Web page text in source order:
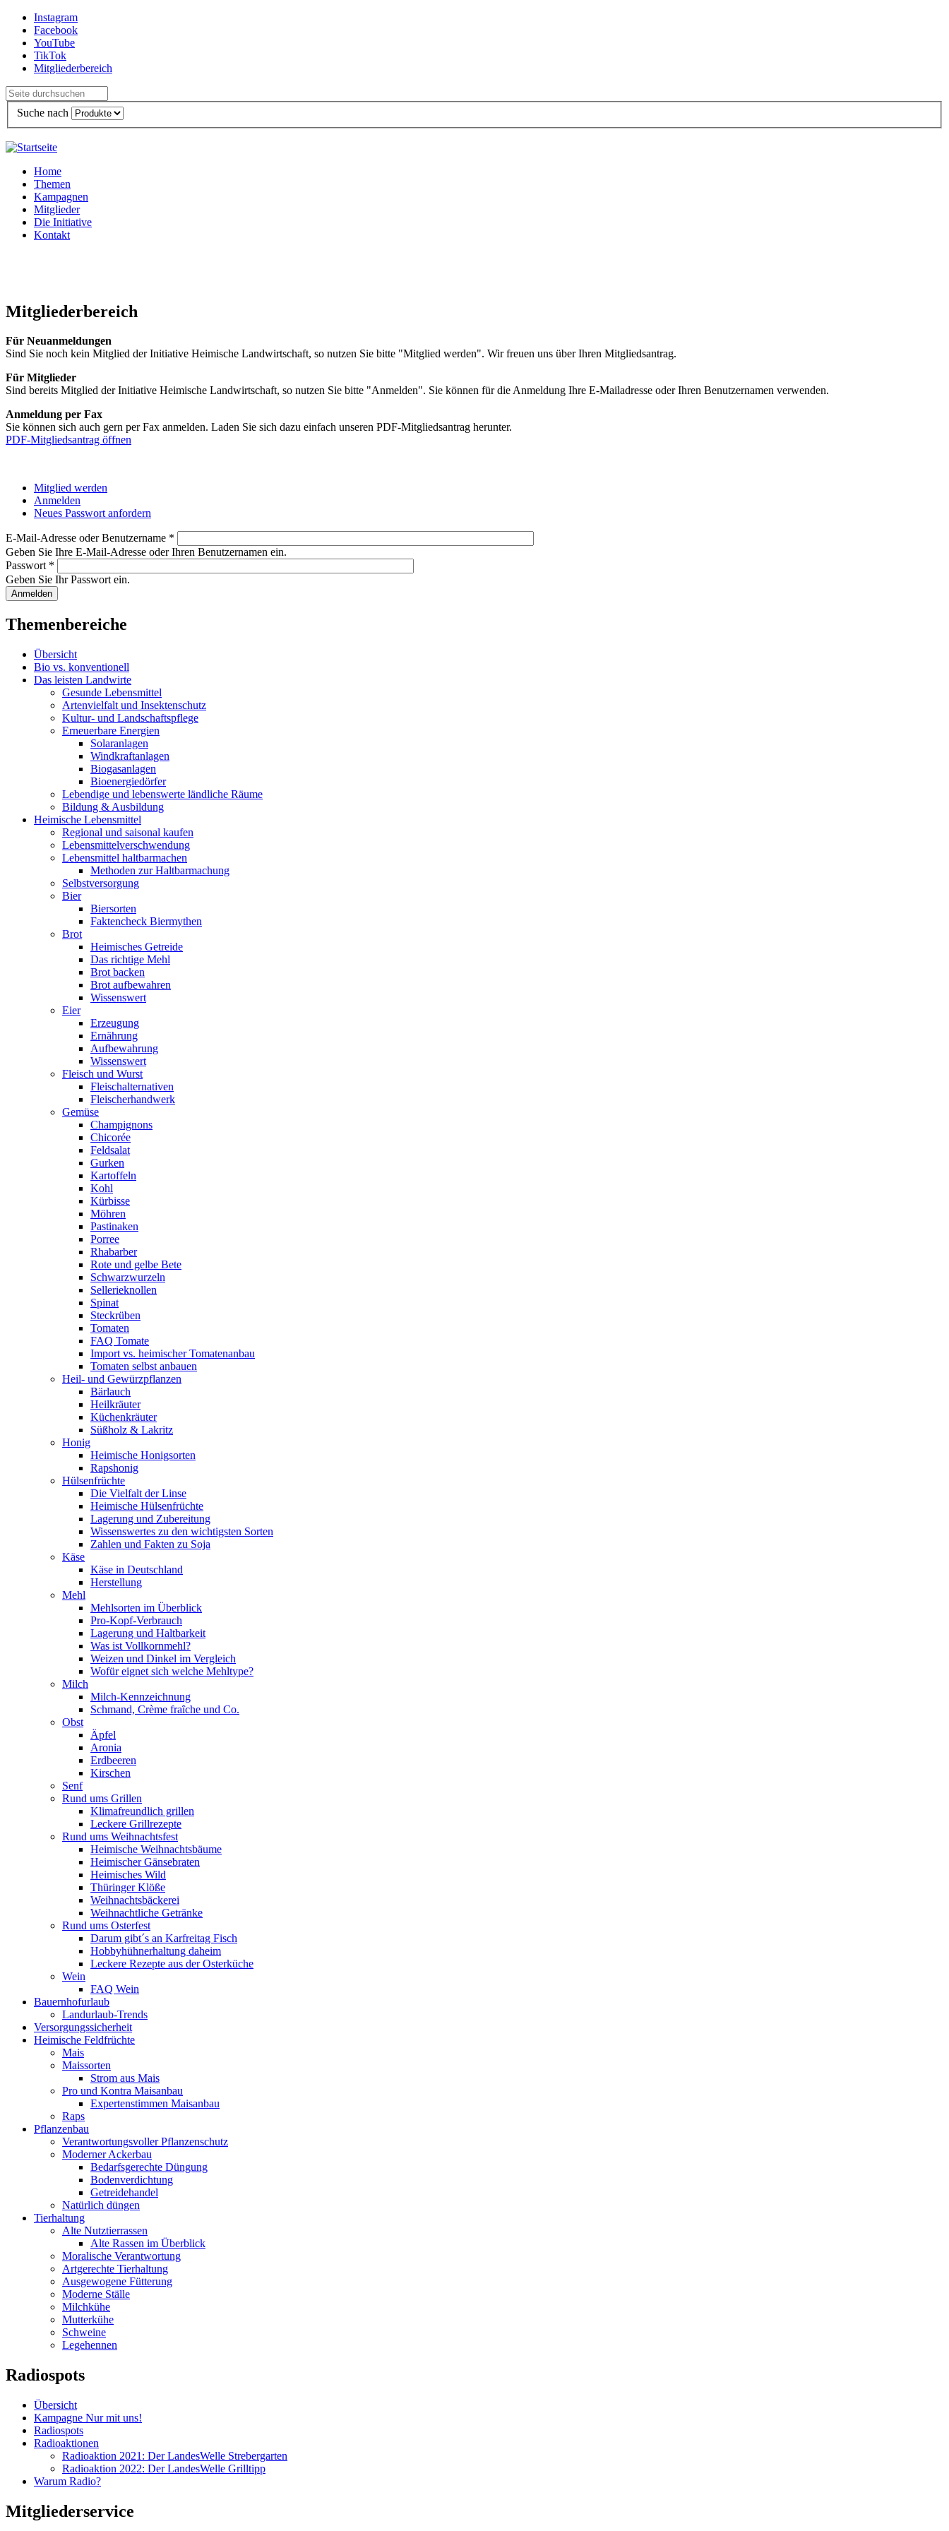
Direkt zum Inhalt
Instagram
Facebook
YouTube
TikTok
Mitgliederbereich
Suche nach
Home
Themen
Kampagnen
Mitglieder
Die Initiative
Kontakt
Mitgliederbereich
Für Neuanmeldungen
Sind Sie noch kein Mitglied der Initiative Heimische Landwirtschaft, so nutzen Sie bitte "Mitglied werden". Wir freuen uns über Ihren Mitgliedsantrag.
Für Mitglieder
Sind bereits Mitglied der Initiative Heimische Landwirtschaft, so nutzen Sie bitte "Anmelden". Sie können für die Anmeldung Ihre E-Mailadresse oder Ihren Benutzernamen verwenden.
Anmeldung per Fax
Sie können sich auch gern per Fax anmelden. Laden Sie sich dazu einfach unseren PDF-Mitgliedsantrag herunter.
PDF-Mitgliedsantrag öffnen
Haupt-Reiter
Mitglied werden
Anmelden
Neues Passwort anfordern
E-Mail-Adresse oder Benutzername *
Geben Sie Ihre E-Mail-Adresse oder Ihren Benutzernamen ein.
Passwort *
Geben Sie Ihr Passwort ein.
Themenbereiche
Übersicht
Bio vs. konventionell
Das leisten Landwirte
Gesunde Lebensmittel
Artenvielfalt und Insektenschutz
Kultur- und Landschaftspflege
Erneuerbare Energien
Solaranlagen
Windkraftanlagen
Biogasanlagen
Bioenergiedörfer
Lebendige und lebenswerte ländliche Räume
Bildung & Ausbildung
Heimische Lebensmittel
Regional und saisonal kaufen
Lebensmittelverschwendung
Lebensmittel haltbarmachen
Methoden zur Haltbarmachung
Selbstversorgung
Bier
Biersorten
Faktencheck Biermythen
Brot
Heimisches Getreide
Das richtige Mehl
Brot backen
Brot aufbewahren
Wissenswert
Eier
Erzeugung
Ernährung
Aufbewahrung
Wissenswert
Fleisch und Wurst
Fleischalternativen
Fleischerhandwerk
Gemüse
Champignons
Chicorée
Feldsalat
Gurken
Kartoffeln
Kohl
Kürbisse
Möhren
Pastinaken
Porree
Rhabarber
Rote und gelbe Bete
Schwarzwurzeln
Sellerieknollen
Spinat
Steckrüben
Tomaten
FAQ Tomate
Import vs. heimischer Tomatenanbau
Tomaten selbst anbauen
Heil- und Gewürzpflanzen
Bärlauch
Heilkräuter
Küchenkräuter
Süßholz & Lakritz
Honig
Heimische Honigsorten
Rapshonig
Hülsenfrüchte
Die Vielfalt der Linse
Heimische Hülsenfrüchte
Lagerung und Zubereitung
Wissenswertes zu den wichtigsten Sorten
Zahlen und Fakten zu Soja
Käse
Käse in Deutschland
Herstellung
Mehl
Mehlsorten im Überblick
Pro-Kopf-Verbrauch
Lagerung und Haltbarkeit
Was ist Vollkornmehl?
Weizen und Dinkel im Vergleich
Wofür eignet sich welche Mehltype?
Milch
Milch-Kennzeichnung
Schmand, Crème fraȋche und Co.
Obst
Äpfel
Aronia
Erdbeeren
Kirschen
Senf
Rund ums Grillen
Klimafreundlich grillen
Leckere Grillrezepte
Rund ums Weihnachtsfest
Heimische Weihnachtsbäume
Heimischer Gänsebraten
Heimisches Wild
Thüringer Klöße
Weihnachtsbäckerei
Weihnachtliche Getränke
Rund ums Osterfest
Darum gibt´s an Karfreitag Fisch
Hobbyhühnerhaltung daheim
Leckere Rezepte aus der Osterküche
Wein
FAQ Wein
Bauernhofurlaub
Landurlaub-Trends
Versorgungssicherheit
Heimische Feldfrüchte
Mais
Maissorten
Strom aus Mais
Pro und Kontra Maisanbau
Expertenstimmen Maisanbau
Raps
Pflanzenbau
Verantwortungsvoller Pflanzenschutz
Moderner Ackerbau
Bedarfsgerechte Düngung
Bodenverdichtung
Getreidehandel
Natürlich düngen
Tierhaltung
Alte Nutztierrassen
Alte Rassen im Überblick
Moralische Verantwortung
Artgerechte Tierhaltung
Ausgewogene Fütterung
Moderne Ställe
Milchkühe
Mutterkühe
Schweine
Legehennen
Radiospots
Übersicht
Kampagne Nur mit uns!
Radiospots
Radioaktionen
Radioaktion 2021: Der LandesWelle Strebergarten
Radioaktion 2022: Der LandesWelle Grilltipp
Warum Radio?
Mitgliederservice